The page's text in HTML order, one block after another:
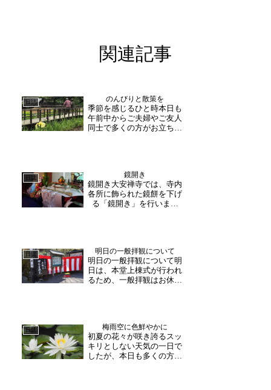
関連記事
日誌 のんびりと散策を
季節を感じるひと時本日も
午前中からご夫婦やご友人
同士で多くの方がお立ち寄
そうです。バラ園とあわせ
てゆっくり散策される姿
も。バラは見頃となってお
り...
日誌 鏡開き
鏡開き大安禅寺では、寺内
各所に飾られた鏡餅を下げ
る「鏡開き」を行いまし
ただきたいと思います。(助
野)
日誌 明日の一般拝観について
明日の一般拝観について明
日は、本堂上棟式が行われ
るため、一般拝観はお休み
日誌 梅雨空に色鮮やかに
初夏の花々が咲き誇るスッ
キリとしない天気の一日で
したが、本日も多くの方が